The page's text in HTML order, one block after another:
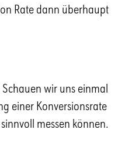
Rate dann überhaupt
wir uns einmal
einer Konversionsrate
messen können.